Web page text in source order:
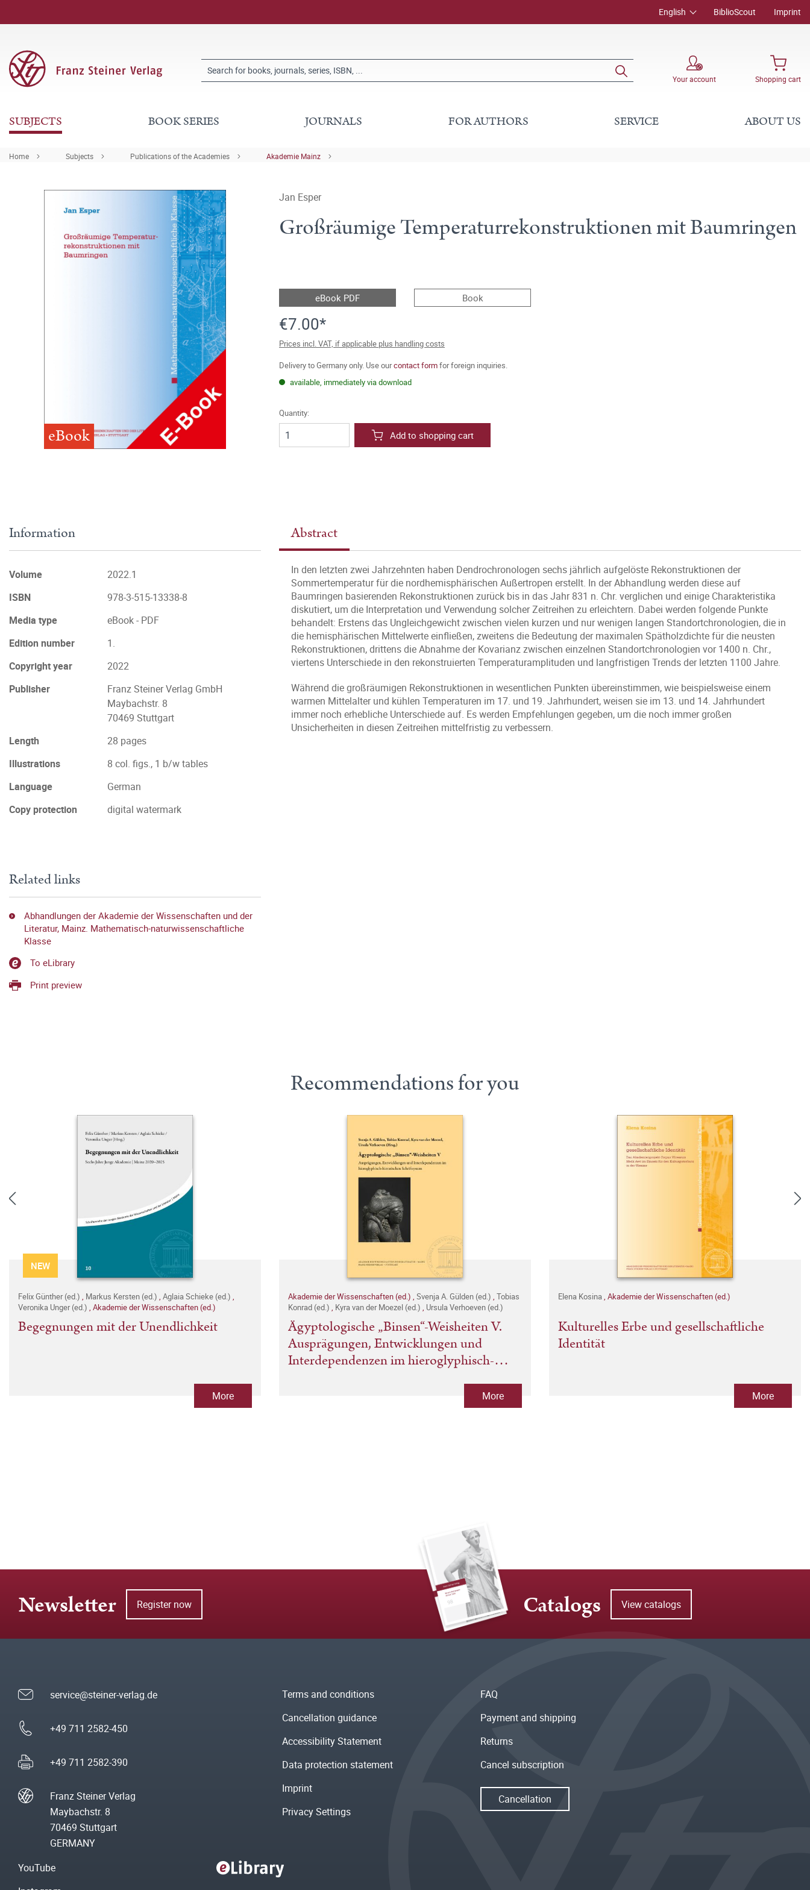
English BiblioScout Imprint
Your account Shopping cart
SUBJECTS BOOK SERIES JOURNALS FOR AUTHORS SERVICE ABOUT US
Home Subjects Publications of the Academies Akademie Mainz
eBook
Jan Esper
Großräumige Temperaturrekonstruktionen mit Baumringen
eBook PDF Book
€7.00*
Prices incl. VAT, if applicable plus handling costs
Delivery to Germany only. Use ourcontact formfor foreign inquiries.
available, immediately via download
Quantity:
Add to shopping cart
Abstract
In den letzten zwei Jahrzehnten haben Dendrochronologen sechs jährlich aufgelöste Rekonstruktionen der
Sommertemperatur für die nordhemisphärischen Außertropen erstellt. In der Abhandlung werden diese auf
Baumringen basierenden Rekonstruktionen zurück bis in das Jahr 831 n. Chr. verglichen und einige Charakteristika
diskutiert, um die Interpretation und Verwendung solcher Zeitreihen zu erleichtern. Dabei werden folgende Punkte
behandelt: Erstens das Ungleichgewicht zwischen vielen kurzen und nur wenigen langen Standortchronologien, die in
die hemisphärischen Mittelwerte einfließen, zweitens die Bedeutung der maximalen Spätholzdichte für die neusten
Rekonstruktionen, drittens die Abnahme der Kovarianz zwischen einzelnen Standortchronologien vor 1400 n. Chr.,
viertens Unterschiede in den rekonstruierten Temperaturamplituden und langfristigen Trends der letzten 1100 Jahre.
Während die großräumigen Rekonstruktionen in wesentlichen Punkten übereinstimmen, wie beispielsweise einem
warmen Mittelalter und kühlen Temperaturen im 17. und 19. Jahrhundert, weisen sie im 13. und 14. Jahrhundert
immer noch erhebliche Unterschiede auf. Es werden Empfehlungen gegeben, um die noch immer großen
Unsicherheiten in diesen Zeitreihen mittelfristig zu verbessern.
Information
Volume
2022.1
ISBN
978-3-515-13338-8
Media type
eBook - PDF
Edition number
1.
Copyright year
2022
Publisher
Franz Steiner Verlag GmbH
Maybachstr. 8
70469 Stuttgart
Length
28 pages
Illustrations
8 col. figs., 1 b/w tables
Language
German
Copy protection
digital watermark
Related links
Abhandlungen der Akademie der Wissenschaften und der
Literatur, Mainz. Mathematisch-naturwissenschaftliche
Klasse
To eLibrary
Print preview
Recommendations for you
NEW
Felix Günther (ed.) Markus Kersten (ed.) Aglaia Schieke (ed.)
Veronika Unger (ed.) Akademie der Wissenschaften (ed.)
Begegnungen mit der Unendlichkeit
More
Akademie der Wissenschaften (ed.) Svenja A. Gülden (ed.) Tobias
Konrad (ed.)
Kyra van der Moezel (ed.) Ursula Verhoeven (ed.)
Ägyptologische „Binsen“-Weisheiten V.
Ausprägungen, Entwicklungen und
Interdependenzen im hieroglyphisch-
More
Elena Kosina Akademie der Wissenschaften (ed.)
Kulturelles Erbe und gesellschaftliche
Identität
More
Newsletter Register now Catalogs View catalogs
service@steiner-verlag.de
+49 711 2582-450
+49 711 2582-390
Franz Steiner Verlag
Maybachstr. 8
70469 Stuttgart
GERMANY
Terms and conditions
Cancellation guidance
Accessibility Statement
Data protection statement
Imprint
Privacy Settings
FAQ
Payment and shipping
Returns
Cancel subscription
Cancellation
YouTube